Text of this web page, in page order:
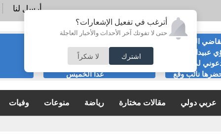
أترغب في تفعيل الإشعارات؟
حتى لا تفوتك آخر الأحداث والأخبار العاجلة
اشترك لا شكراً
أرسل لنا
السابق
عبيدات :لا
لمناسبة
نائب وقع
صحة انباء صدور
نتائج الثانوية العامة
غدا الخميس
عربي دولي مقالات مختارة رياضة منوعات وفيات